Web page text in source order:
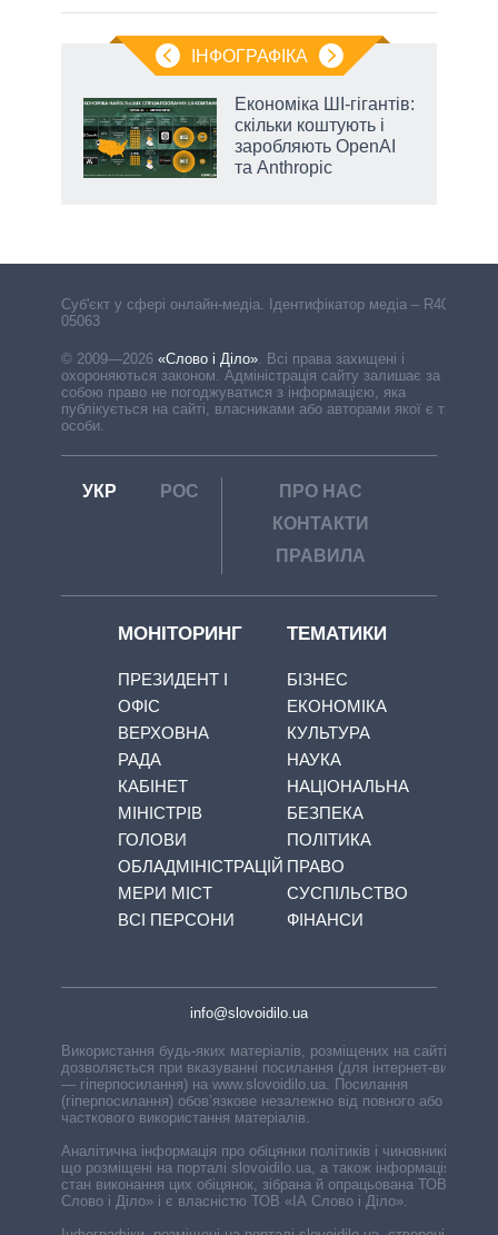
ІНФОГРАФІКА
Економіка ШІ-гігантів:
скільки коштують і
заробляють OpenAI
та Anthropic
Cуб'єкт у сфері онлайн-медіа. Ідентифікатор медіа – R40-
05063
© 2009—2026 «Слово і Діло»
Всі права захищені і
охороняються законом. Адміністрація сайту залишає за
собою право не погоджуватися з інформацією, яка
публікується на сайті, власниками або авторами якої є треті
особи.
УКР РОС
ПРО НАС
КОНТАКТИ
ПРАВИЛА
МОНІТОРИНГ
ПРЕЗИДЕНТ І
ОФІС
ВЕРХОВНА
РАДА
КАБІНЕТ
МІНІСТРІВ
ГОЛОВИ
ОБЛАДМІНІСТРАЦІЙ
МЕРИ МІСТ
ВСІ ПЕРСОНИ
ТЕМАТИКИ
БІЗНЕС
ЕКОНОМІКА
КУЛЬТУРА
НАУКА
НАЦІОНАЛЬНА
БЕЗПЕКА
ПОЛІТИКА
ПРАВО
СУСПІЛЬСТВО
ФІНАНСИ
info@slovoidilo.ua
Використання будь-яких матеріалів, розміщених на сайті,
дозволяється при вказуванні посилання (для інтернет-видань
— гіперпосилання) на www.slovoidilo.ua. Посилання
(гіперпосилання) обов’язкове незалежно від повного або
часткового використання матеріалів.
Аналітична інформація про обіцянки політиків і чиновників,
що розміщені на порталі slovoidilo.ua, а також інформація про
стан виконання цих обіцянок, зібрана й опрацьована ТОВ «ІА
Слово і Діло» і є власністю ТОВ «ІА Слово і Діло».